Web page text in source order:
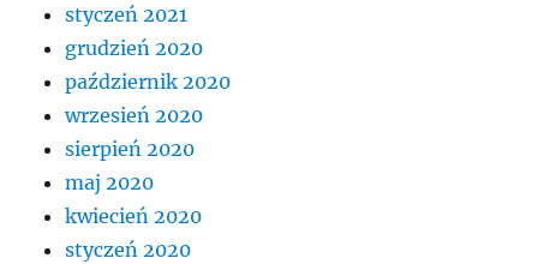
styczeń 2021
grudzień 2020
październik 2020
wrzesień 2020
sierpień 2020
maj 2020
kwiecień 2020
styczeń 2020